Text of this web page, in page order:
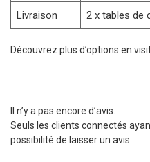
Livraison 2 x tables de
Découvrez plus d’options en
Il n’y a pas encore d’avis.
Seuls les clients connectés
possibilité de laisser un avis.